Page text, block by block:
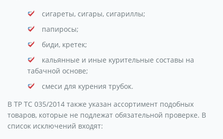
сигареты, сигары, сигариллы;
папиросы;
биди, кретек;
кальянные и иные курительные составы на
табачной основе;
смеси для курения трубок.
В ТР ТС 035/2014 также указан ассортимент подобных
товаров, которые не подлежат обязательной проверке. В
список исключений входят: